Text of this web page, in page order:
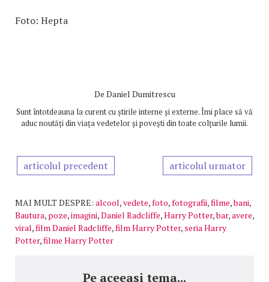
Foto: Hepta
De Daniel Dumitrescu
Sunt întotdeauna la curent cu știrile interne și externe. Îmi place să vă
aduc noutăți din viața vedetelor și povești din toate colțurile lumii.
articolul precedent articolul urmator
MAI MULT DESPRE: alcool,vedete,foto,fotografii,filme,bani,
Bautura, poze,imagini,Daniel Radcliffe,Harry Potter,bar,avere,
viral,film Daniel Radcliffe,film Harry Potter, seria Harry
Potter,filme Harry Potter
Pe aceeasi tema...